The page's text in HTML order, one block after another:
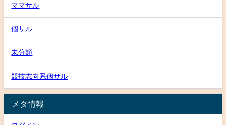
ママサル
個サル
未分類
競技志向系個サル
メタ情報